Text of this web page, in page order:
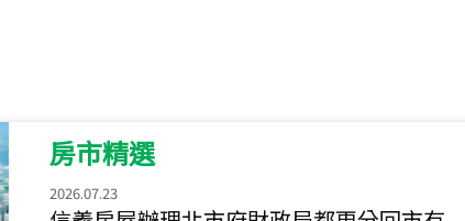
115
新北市永和區環河西路二段
房市精選
2026.07.23